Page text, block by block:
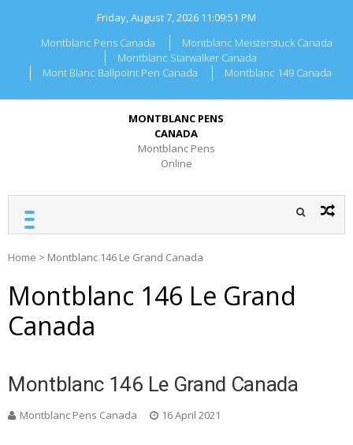
Friday, August 7, 2026 11:09:51 PM
Montblanc Pens Canada
Montblanc Meisterstuck Canada
Montblanc Starwalker Canada
Mont Blanc Ballpoint Pen Canada
Montblanc 149 Canada
MONTBLANC PENS
CANADA
Montblanc Pens
Online
Home > Montblanc 146 Le Grand Canada
Montblanc 146 Le Grand
Canada
Montblanc 146 Le Grand Canada
Montblanc Pens Canada 16 April 2021